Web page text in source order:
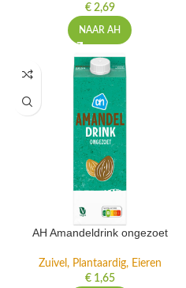
€2,69
NAAR AH
AH Amandeldrink ongezoet
Zuivel, Plantaardig, Eieren
€1,65